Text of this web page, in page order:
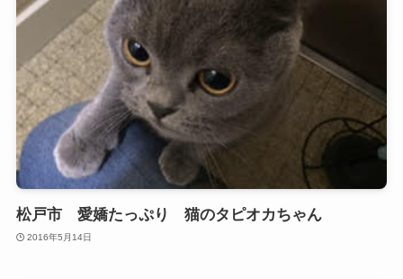
松戸市 愛嬌たっぷり 猫のタピオカちゃん
2016年5月14日